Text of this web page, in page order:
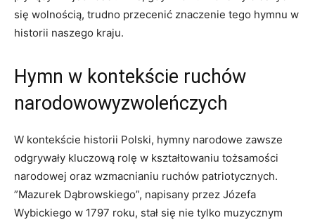
się wolnością,⁣ trudno przecenić znaczenie tego hymnu w
historii naszego kraju.
Hymn w kontekście​ ruchów
narodowowyzwoleńczych
W kontekście ‍historii Polski, hymny narodowe zawsze‌
odgrywały kluczową rolę w kształtowaniu tożsamości
narodowej oraz wzmacnianiu ruchów patriotycznych.
⁤”Mazurek Dąbrowskiego”,⁣ napisany przez Józefa
Wybickiego ⁤w 1797 roku, stał się nie tylko muzycznym